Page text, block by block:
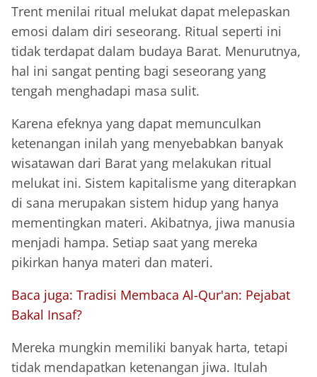
Trent menilai ritual melukat dapat melepaskan
emosi dalam diri seseorang. Ritual seperti ini
tidak terdapat dalam budaya Barat. Menurutnya,
hal ini sangat penting bagi seseorang yang
tengah menghadapi masa sulit.
Karena efeknya yang dapat memunculkan
ketenangan inilah yang menyebabkan banyak
wisatawan dari Barat yang melakukan ritual
melukat ini. Sistem kapitalisme yang diterapkan
di sana merupakan sistem hidup yang hanya
mementingkan materi. Akibatnya, jiwa manusia
menjadi hampa. Setiap saat yang mereka
pikirkan hanya materi dan materi.
Baca juga: Tradisi Membaca Al-Qur'an: Pejabat
Bakal Insaf?
Mereka mungkin memiliki banyak harta, tetapi
tidak mendapatkan ketenangan jiwa. Itulah